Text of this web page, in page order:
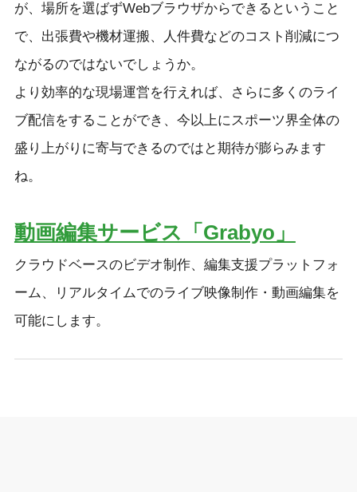
が、場所を選ばずWebブラウザからできるということ
で、出張費や機材運搬、人件費などのコスト削減につ
ながるのではないでしょうか。
より効率的な現場運営を行えれば、さらに多くのライ
ブ配信をすることができ、今以上にスポーツ界全体の
盛り上がりに寄与できるのではと期待が膨らみます
ね。
動画編集サービス「Grabyo」
クラウドベースのビデオ制作、編集支援プラットフォ
ーム、リアルタイムでのライブ映像制作・動画編集を
可能にします。